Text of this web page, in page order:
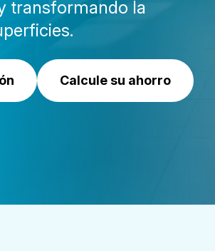
transformando la
Calcule su ahorro